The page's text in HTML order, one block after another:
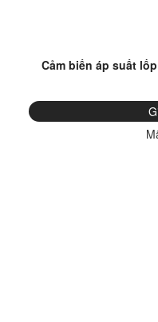
Cảm biến áp suất